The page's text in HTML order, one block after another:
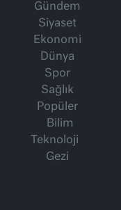
Gündem
Siyaset
Ekonomi
Dünya
Spor
Sağlık
Popüler
Bilim
Teknoloji
Gezi